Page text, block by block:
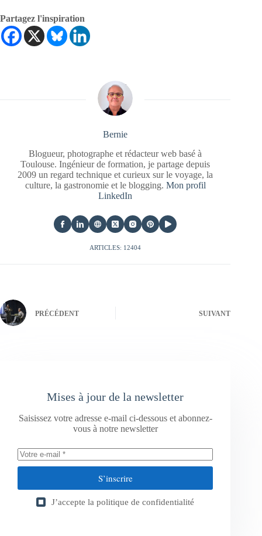
Partagez l'inspiration
Bernie
Blogueur, photographe et rédacteur web basé à
Toulouse. Ingénieur de formation, je partage depuis
2009 un regard technique et curieux sur le voyage, la
culture, la gastronomie et le blogging. Mon profil
LinkedIn
ARTICLES: 12404
PRÉCÉDENT SUIVANT
Mises à jour de la newsletter
Saisissez votre adresse e-mail ci-dessous et abonnez-
vous à notre newsletter
S’inscrire
J’accepte la politique de confidentialité